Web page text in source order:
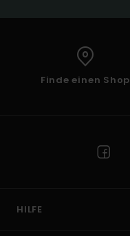
Finde einen Shop
HILFE